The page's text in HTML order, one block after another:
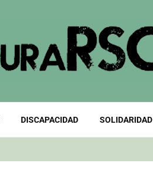
DISCAPACIDAD SOLIDARIDAD